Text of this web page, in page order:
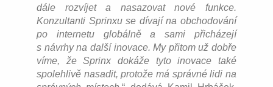
dále rozvíjet a nasazovat nové funkce.
Konzultanti Sprinxu se dívají na obchodování
po internetu globálně a sami přicházejí
s návrhy na další inovace. My přitom už dobře
víme, že Sprinx dokáže tyto inovace také
spolehlivě nasadit, protože má správné lidi na